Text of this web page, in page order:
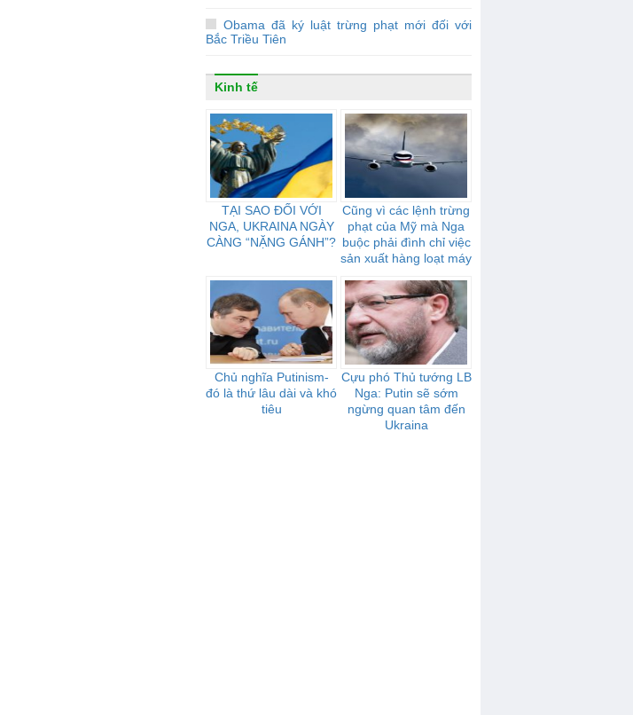
Obama đã ký luật trừng phạt mới đối với
Bắc Triều Tiên
Kinh tế
TẠI SAO ĐỐI VỚI
NGA, UKRAINA NGÀY
CÀNG “NẶNG GÁNH”?
Cũng vì các lệnh trừng
phạt của Mỹ mà Nga
buộc phải đình chỉ việc
sản xuất hàng loạt máy
cạnh tranh với Boeing
Chủ nghĩa Putinism-
đó là thứ lâu dài và khó
tiêu
Cựu phó Thủ tướng LB
Nga: Putin sẽ sớm
ngừng quan tâm đến
Ukraina